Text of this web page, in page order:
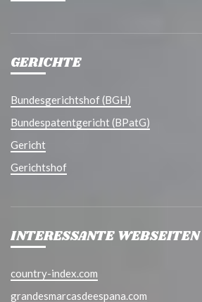
GERICHTE
Bundesgerichtshof (BGH)
Bundespatentgericht (BPatG)
Gericht
Gerichtshof
INTERESSANTE WEBSEITEN
country-index.com
grandesmarcasdeespana.com